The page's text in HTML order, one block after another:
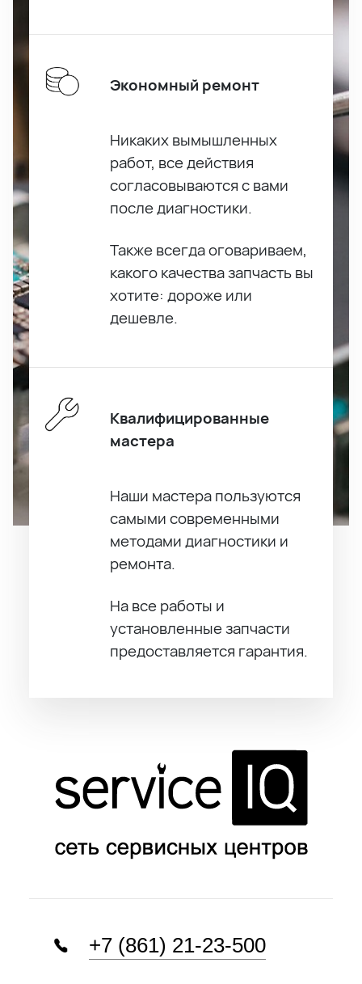
Экономный ремонт
Никаких вымышленных
работ, все действия
согласовываются с вами
после диагностики.
Также всегда оговариваем,
какого качества запчасть вы
хотите: дороже или
дешевле.
Квалифицированные
мастера
Наши мастера пользуются
самыми современными
методами диагностики и
ремонта.
На все работы и
установленные запчасти
предоставляется гарантия.
+7 (861) 21-23-500